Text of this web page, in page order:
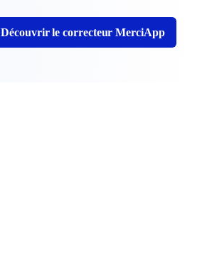
Découvrir le correcteur MerciApp